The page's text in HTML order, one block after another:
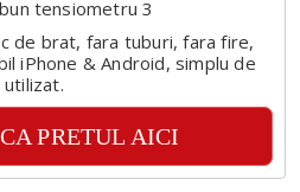
de brat, fara tuburi, fara fire,
iPhone & Android, simplu de
utilizat.
PRETUL AICI